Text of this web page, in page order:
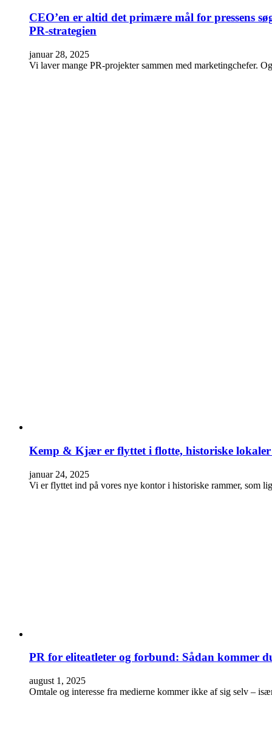
CEO’en er altid det primære mål for pressens
PR-strategien
januar 28, 2025
Vi laver mange PR-projekter sammen med marketingchefer.
Kemp & Kjær er flyttet i flotte, historiske
januar 24, 2025
Vi er flyttet ind på vores nye kontor i historiske rammer, som
PR for eliteatleter og forbund: Sådan kommer
august 1, 2025
Omtale og interesse fra medierne kommer ikke af sig selv –